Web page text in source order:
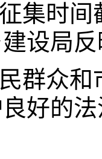
征集时
设局
群众
好的